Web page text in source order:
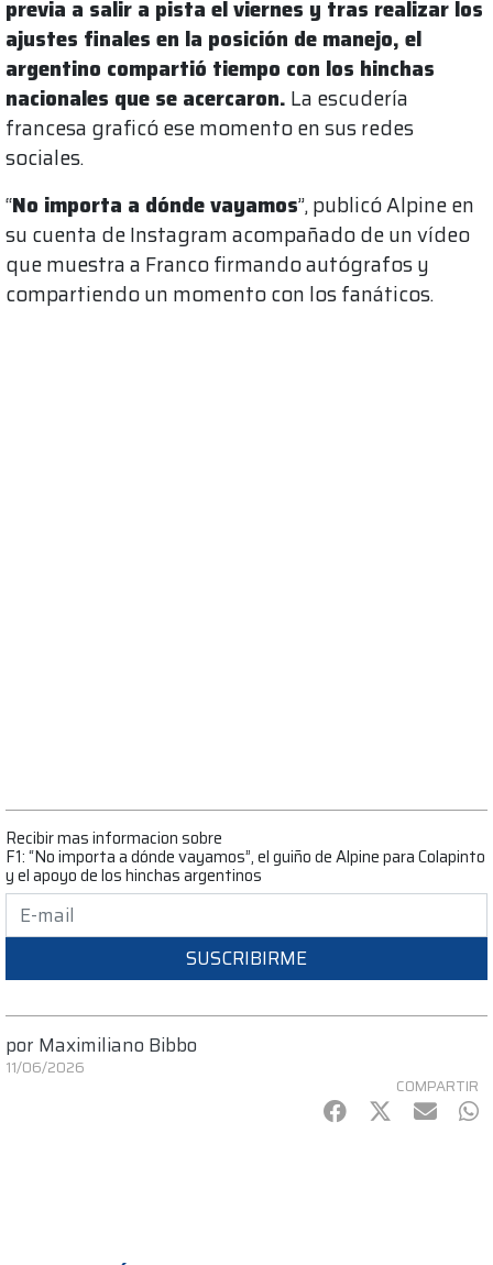
previa a salir a pista el viernes y tras realizar los
ajustes finales en la posición de manejo, el
argentino compartió tiempo con los hinchas
nacionales que se acercaron. La escudería
francesa graficó ese momento en sus redes
sociales.
“No importa a dónde vayamos”, publicó Alpine en
su cuenta de Instagram acompañado de un vídeo
que muestra a Franco firmando autógrafos y
compartiendo un momento con los fanáticos.
Recibir mas informacion sobre
F1: “No importa a dónde vayamos”, el guiño de Alpine para Colapinto
y el apoyo de los hinchas argentinos
SUSCRIBIRME
por Maximiliano Bibbo
11/06/2026
COMPARTIR
Facebook
Twitter
mail